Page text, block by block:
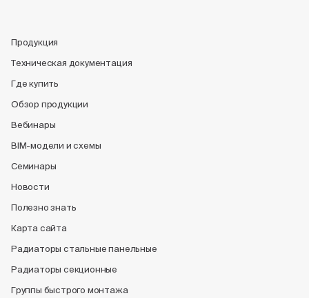
Продукция
Техническая документация
Где купить
Обзор продукции
Вебинары
BIM-модели и схемы
Семинары
Новости
Полезно знать
Карта сайта
Радиаторы стальные панельные
Радиаторы секционные
Группы быстрого монтажа